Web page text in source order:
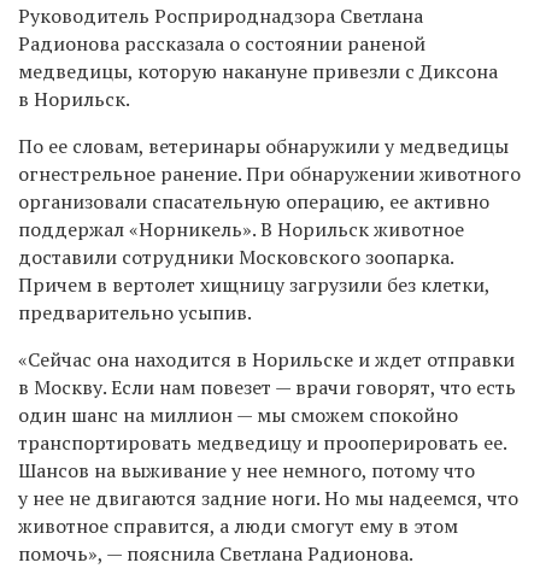
Руководитель Росприроднадзора Светлана
Радионова рассказала о состоянии раненой
медведицы, которую накануне привезли с Диксона
в Норильск.
По ее словам, ветеринары обнаружили у медведицы
огнестрельное ранение. При обнаружении животного
организовали спасательную операцию, ее активно
поддержал «Норникель».В Норильск животное
доставили сотрудники Московского зоопарка.
Причем в вертолет хищницу загрузили без клетки,
предварительно усыпив.
«Сейчас она находится в Норильске и ждет отправки
в Москву. Если нам повезет — врачи говорят, что есть
один шанс на миллион — мы сможем спокойно
транспортировать медведицу и прооперировать ее.
Шансов на выживание у нее немного, потому что
у нее не двигаются задние ноги. Но мы надеемся, что
животное справится, а люди смогут ему в этом
помочь», — пояснила Светлана Радионова.